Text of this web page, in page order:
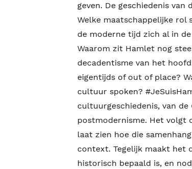
geven. De geschiedenis
Welke maatschappelijke rol
de moderne tijd zich al in
Waarom zit Hamlet nog
decadentisme van het
eigentijds of out of place?
cultuur spoken?
cultuurgeschiedenis, van
postmodernisme. Het volgt
laat zien hoe die
context. Tegelijk maakt het
historisch bepaald is, en